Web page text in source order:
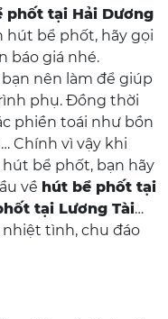
phốt tại Hải Dương
hút bể phốt, hãy gọi
báo giá nhé.
nên làm để giúp
phụ. Đồng thời
phiền toái như bồn
Chính vì vậy khi
bể phốt, bạn hãy
về hút bể phốt tại
tại Lương Tài…
tình, chu đáo